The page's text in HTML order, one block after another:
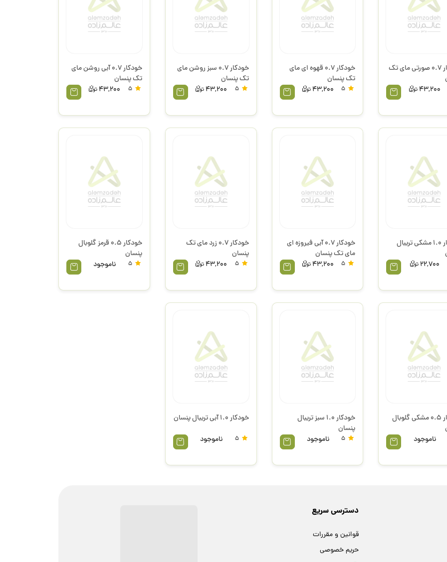
خودکار 0.7 صورتی مای تک
43,200
خودکار 0.7 قهوه ای مای
تک پنسان
43,200
خودکار 0.7 سبز روشن مای
تک پنسان
5
43,200
خودکار 0.7 آبی روشن مای
تک پنسان
5
43,200
خودکار 1.0 مشکی تریبال
22,700
خودکار 0.7 آبی فیروزه ای
مای تک پنسان
43,200
خودکار 0.7 زرد مای تک
پنسان
5
43,200
خودکار 0.5 قرمز گلوبال
پنسان
5 ناموجود
خودکار 0.5 مشکی گلوبال
ناموجود
خودکار 1.0 سبز تریبال
پنسان
ناموجود
خودکار 1.0 آبی تریبال پنسان
5 ناموجود
دسترسی سریع
قوانین و مقررات
حریم خصوصی